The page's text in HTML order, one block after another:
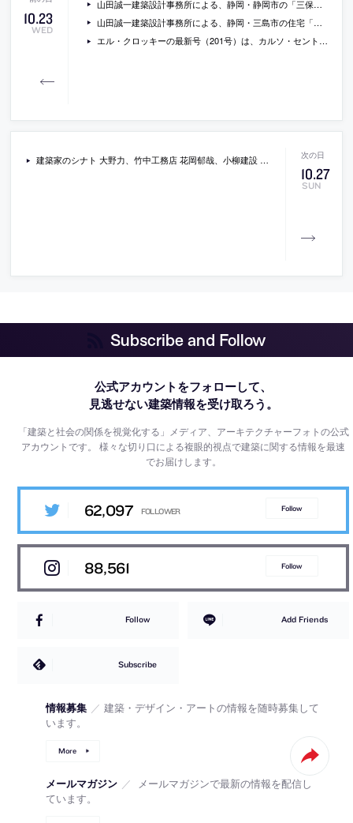
10.23
WED
山田誠一建築設計事務所による、静岡・静岡市の「三保松原の住宅と店舗」
山田誠一建築設計事務所による、静岡・三島市の住宅「箱根西麓の家」
エル・クロッキーの最新号（201号）は、カルソ・セント・ジョン特集。
10.27
SUN
建築家のシナト 大野力、竹中工務店 花岡郁哉、小柳建設 小柳卓蔵が参加する、業務効率化に有効なMR技術のアプリ「ホロストラクション」をテーマにしたシンポジウム「建設の新しい働き方」が開催
Subscribe and Follow
公式アカウントをフォローして、
見逃せない建築情報を受け取ろう。
「建築と社会の関係を視覚化する」メディア、アーキテクチャーフォトの公式
アカウントです。様々な切り口による複眼的視点で建築に関する情報を最速
でお届けします。
62,097 Follow
88,561 Follow
Follow Add Friends
Subscribe
情報募集 ／ 建築・デザイン・アートの情報を随時募集して
います。
More
メールマガジン ／
メールマガジンで最新の情報を配信し
ています。